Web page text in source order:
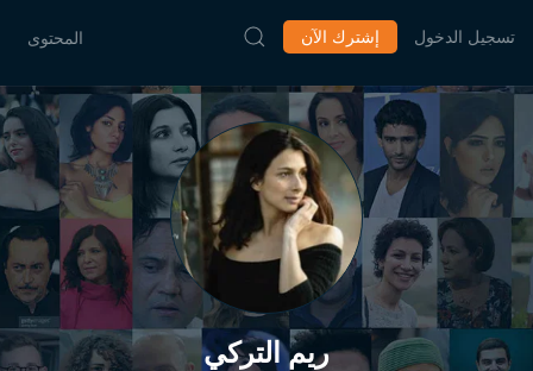
المحتوى إشترك الآن تسجيل الدخول
ريم التركي